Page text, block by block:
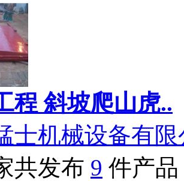
程 斜坡爬山虎..
士机械设备有限
共发布 9 件产品